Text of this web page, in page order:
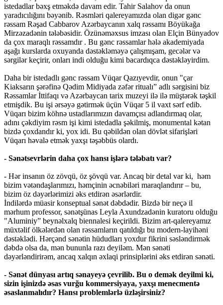
istedadlar bəxş etməkdə davam edir. Tahir Salahov da onun
yaradıcılığını bəyənib. Rəsmləri qalereyamızda olan digər gənc
rəssam Rəşad Cabbarov Azərbaycanın xalq rəssamı Böyükağa
Mirzəzadənin tələbəsidir. Özünəməxsus imzası olan Elçin Bünyadov
da çox maraqlı rəssamdır . Bu gənc rəssamlar hələ akademiyada
aşağı kurslarda oxuyanda dəstəkləməyə çalışmışam, gecələr və
sərgilər keçirir, onları indi olduğu kimi bacardıqca dəstəkləyirdim.
Daha bir istedadlı gənc rəssam Vüqar Qazıyevdir, onun "çar
Kiaksarın şərəfinə Qədim Midiyada zəfər ritualı” adlı sərgisini biz
Rəssamlar İttifaqı və Azərbaycan tarix muzeyi ilə ilə müştərək təşkil
etmişdik. Bu işi ərsəyə gətirmək üçün Vüqar 5 il vaxt sərf edib.
Vüqarı bizim köhnə ustadlarımızın davamçısı adlandırmaq olar,
adını çəkdiyim rəsm işi kimi istedadla şəkilmiş, monumental kətan
bizdə çoxdandır ki, yox idi. Bu qəbildən olan dövlət sifarişləri
Vüqarı həvalə etmək yaxşı təşəbbüs olardı.
- Sənətsevrlərin daha çox hansı işlərə tələbatı var?
- Hər insanın öz zövqü, öz şövqü var. Ancaq bir detal var ki, həm
bizim vətəndaşlarımızı, həmçinin əcnəbiləri maraqlandırır – bu,
bizim öz dəyərlərimizi əks etdirən əsərlərdir.
İndilərdə müasir konseptual sənət dəbdədir. Bizdə bir neçə il
mərhum professor, sənətşünas Leyla Axundzadənin kuratoru olduğu
"Aluminiy” beynəlxalq biennalesi keçirildi. Bizim art-qalereyamız
müxtəlif ölkələrdən olan rəssamların qatıldığı bu modern-layihəni
dəstəklədi. Hərçənd sənətin hüdudları yoxdur fikrini səsləndirmək
dəbdə olsa da, mən bununla razı deyiləm. Mən sənəti
dəyərləndirirəm, ancaq xalqın əxlaqi prinsiplərini əks etdirən sənəti.
- Sənət dünyası artıq sənayeyə çevrilib. Bu o demək deyilmi ki,
sizin işinizdə əsas vurğu kommersiyaya, yaxşı menecmentə
əsaslanmalıdır? Hansı problemlərlə üzləşirsiniz?